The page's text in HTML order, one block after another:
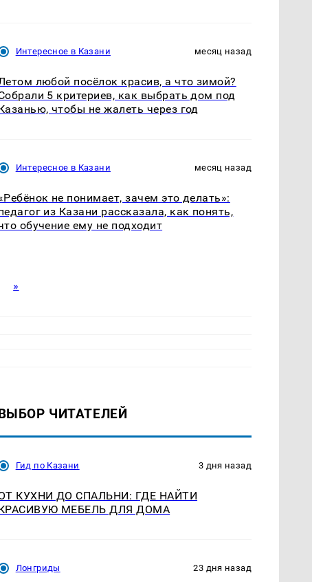
Интересное в Казани месяц назад
любой посёлок красив, а что зимой?
5 критериев, как выбрать дом под
чтобы не жалеть через год
Интересное в Казани месяц назад
не понимает, зачем это делать»:
из Казани рассказала, как понять,
обучение ему не подходит
»
ЧИТАТЕЛЕЙ
Гид по Казани 3 дня назад
КУХНИ ДО СПАЛЬНИ: ГДЕ НАЙТИ
МЕБЕЛЬ ДЛЯ ДОМА
Лонгриды 23 дня назад